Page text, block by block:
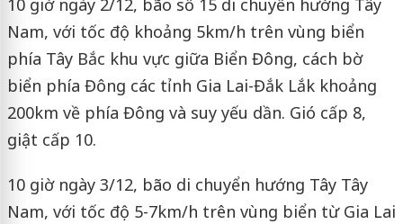
10 giờ ngày 2/12, bão số 15 di chuyển hướng Tây
Nam, với tốc độ khoảng 5km/h trên vùng biển
phía Tây Bắc khu vực giữa Biển Đông, cách bờ
biển phía Đông các tỉnh Gia Lai-Đắk Lắk khoảng
200km về phía Đông và suy yếu dần. Gió cấp 8,
giật cấp 10.
10 giờ ngày 3/12, bão di chuyển hướng Tây Tây
Nam, với tốc độ 5-7km/h trên vùng biển từ Gia Lai